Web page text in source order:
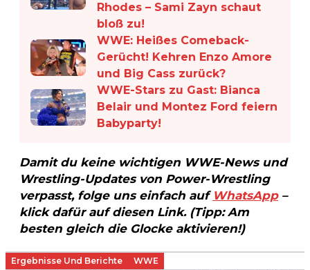
Rhodes – Sami Zayn schaut
bloß zu!
WWE: Heißes Comeback-
Gerücht! Kehren Enzo Amore
und Big Cass zurück?
WWE-Stars zu Gast: Bianca
Belair und Montez Ford feiern
Babyparty!
Damit du keine wichtigen WWE-News und
Wrestling-Updates von Power-Wrestling
verpasst, folge uns einfach auf WhatsApp–
klick dafür auf diesen Link. (Tipp: Am
besten gleich die Glocke aktivieren!)
Ergebnisse Und Berichte WWE